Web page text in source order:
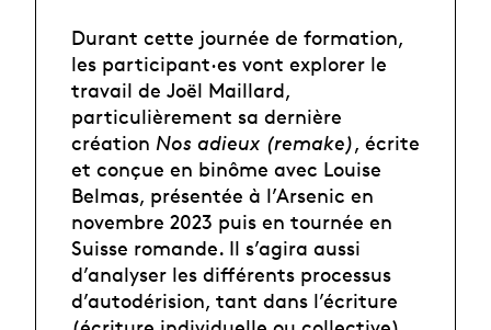
Durant cette journée de formation,
les participant·es vont explorer le
travail de Joël Maillard,
particulièrement sa dernière
création Nos adieux (remake), écrite
et conçue en binôme avec Louise
Belmas, présentée à l’Arsenic en
novembre 2023 puis en tournée en
Suisse romande. Il s’agira aussi
d’analyser les différents processus
d’autodérision, tant dans l’écriture